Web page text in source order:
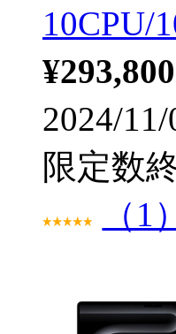
10CPU/
¥293,800
2024/
限定数
（1）